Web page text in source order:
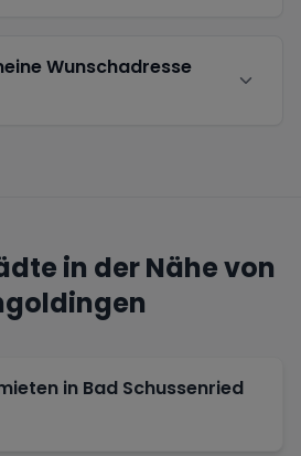
Wunschadresse
in der Nähe von
in Bad Schussenried